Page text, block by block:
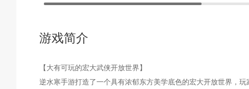
游戏简介
【大有可玩的宏大武侠开放世界】
逆水寒手游打造了一个具有浓郁东方美学底色的宏大开放世界，